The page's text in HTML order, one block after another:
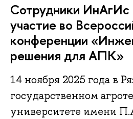
Сотрудники ИнАгИс
участие во
конференции
решения для АПК»
14 ноября 2025 года в
государственном
университете имени